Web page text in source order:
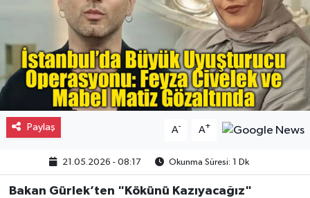
Paylaş A- A+
21.05.2026 - 08:17 Okunma Süresi: 1 Dk
Bakan Gürlek’ten "Kökünü Kazıyacağız"
Eğitim